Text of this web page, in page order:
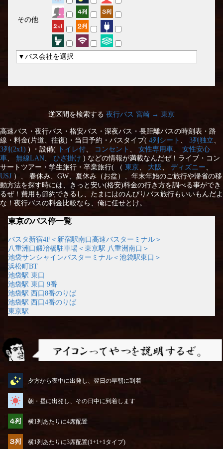
その他
▼バス会社を選択
逆区間を検索する 夜行バス 宮崎 → 東京
高速バス・夜行バス・格安バス・深夜バス・長距離バスの時刻表・路
線・料金(片道、往復)・当日予約・バスタイプ( 4列シート 3列独立
3列(2x1) ) ・設備( トイレ付 コンセント 女性専用車
女性安心
車
無線LAN ひざ掛け ) などの情報が満載なんだぜ！ライブ・コン
サートツアー・学生旅行・卒業旅行( （ 東京 大阪 ディズニー
USJ ）、 春休み、GW、夏休み（お盆）、年末年始のご旅行や帰省の移
動方法を探す時には、きっと安い(格安)料金の行き方を調べる事ができ
るぜ！費用も節約できるし、たまにはのんびりバス旅行もいいもんだよ
な！夜行バスの料金比較なら、俺に任せとけ。
東京のバス停一覧
バスタ新宿4F＜新宿駅南口高速バスターミナル＞
八重洲口鍛冶橋駐車場＜東京駅 八重洲南口＞
池袋サンシャインバスターミナル＜池袋駅東口＞
浜松町BT
池袋駅 東口
池袋駅 東口 9番
池袋駅 西口8番のりば
池袋駅 西口4番のりば
東京駅
夕方から夜中に出発し、翌日の早朝に到着
朝・昼に出発し、その日中に到着します
横1列あたりに4席配置
横1列あたりに3席配置(1+1+1タイプ)